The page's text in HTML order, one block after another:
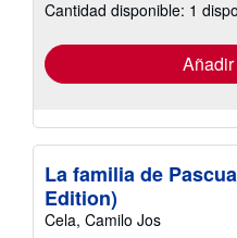
las
Cantidad disponible: 1
La familia de
Edition)
Cela, Camilo Jos